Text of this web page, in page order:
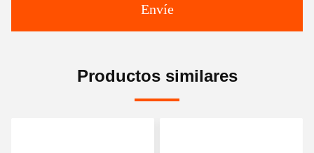
Envíe
Productos similares